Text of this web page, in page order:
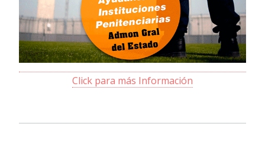
Click para más Información